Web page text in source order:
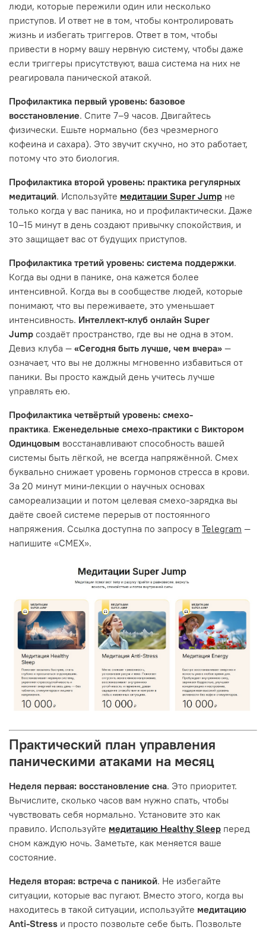
люди, которые пережили один или несколько
приступов. И ответ не в том, чтобы контролировать
жизнь и избегать триггеров. Ответ в том, чтобы
привести в норму вашу нервную систему, чтобы даже
если триггеры присутствуют, ваша система на них не
реагировала панической атакой.
Профилактика первый уровень: базовое
восстановление. Спите 7–9 часов. Двигайтесь
физически. Ешьте нормально (без чрезмерного
кофеина и сахара). Это звучит скучно, но это работает,
потому что это биология.
Профилактика второй уровень: практика регулярных
медитаций. Используйте медитации Super Jump не
только когда у вас паника, но и профилактически. Даже
10–15 минут в день создают привычку спокойствия, и
это защищает вас от будущих приступов.
Профилактика третий уровень: система поддержки.
Когда вы одни в панике, она кажется более
интенсивной. Когда вы в сообществе людей, которые
понимают, что вы переживаете, это уменьшает
интенсивность. Интеллект-клуб онлайн Super
Jump создаёт пространство, где вы не одна в этом.
Девиз клуба — «Сегодня быть лучше, чем вчера» —
означает, что вы не должны мгновенно избавиться от
паники. Вы просто каждый день учитесь лучше
управлять ею.
Профилактика четвёртый уровень: смехо-
практика. Еженедельные смехо-практики с Виктором
Одинцовым восстанавливают способность вашей
системы быть лёгкой, не всегда напряжённой. Смех
буквально снижает уровень гормонов стресса в крови.
За 20 минут мини-лекции о научных основах
самореализации и потом целевая смехо-зарядка вы
даёте своей системе перерыв от постоянного
напряжения. Ссылка доступна по запросу в Telegram —
напишите «СМЕХ».
Практический план управления
паническими атаками на месяц
Неделя первая: восстановление сна. Это приоритет.
Вычислите, сколько часов вам нужно спать, чтобы
чувствовать себя нормально. Установите это как
правило. Используйте медитацию Healthy Sleep перед
сном каждую ночь. Заметьте, как меняется ваше
состояние.
Неделя вторая: встреча с паникой. Не избегайте
ситуации, которые вас пугают. Вместо этого, когда вы
находитесь в такой ситуации, используйте медитацию
Anti-Stress и просто позвольте себе быть. Позвольте